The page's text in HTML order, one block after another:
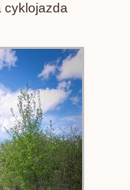
cyklojazda